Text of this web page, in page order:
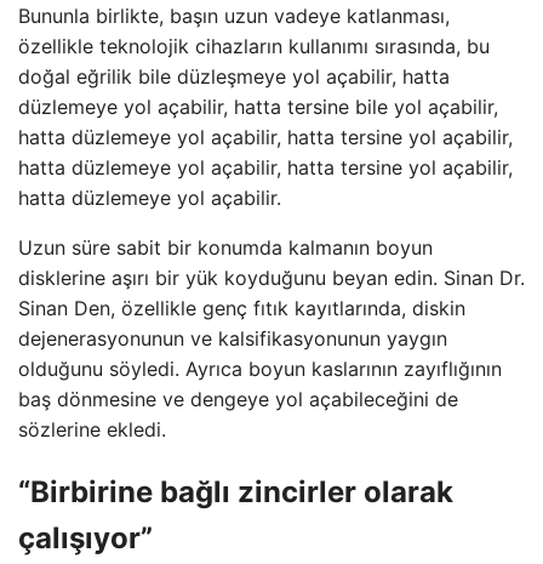
Bununla birlikte, başın uzun vadeye katlanması,
özellikle teknolojik cihazların kullanımı sırasında, bu
doğal eğrilik bile düzleşmeye yol açabilir, hatta
düzlemeye yol açabilir, hatta tersine bile yol açabilir,
hatta düzlemeye yol açabilir, hatta tersine yol açabilir,
hatta düzlemeye yol açabilir, hatta tersine yol açabilir,
hatta düzlemeye yol açabilir.
Uzun süre sabit bir konumda kalmanın boyun
disklerine aşırı bir yük koyduğunu beyan edin. Sinan Dr.
Sinan Den, özellikle genç fıtık kayıtlarında, diskin
dejenerasyonunun ve kalsifikasyonunun yaygın
olduğunu söyledi. Ayrıca boyun kaslarının zayıflığının
baş dönmesine ve dengeye yol açabileceğini de
sözlerine ekledi.
“Birbirine bağlı zincirler olarak
çalışıyor”